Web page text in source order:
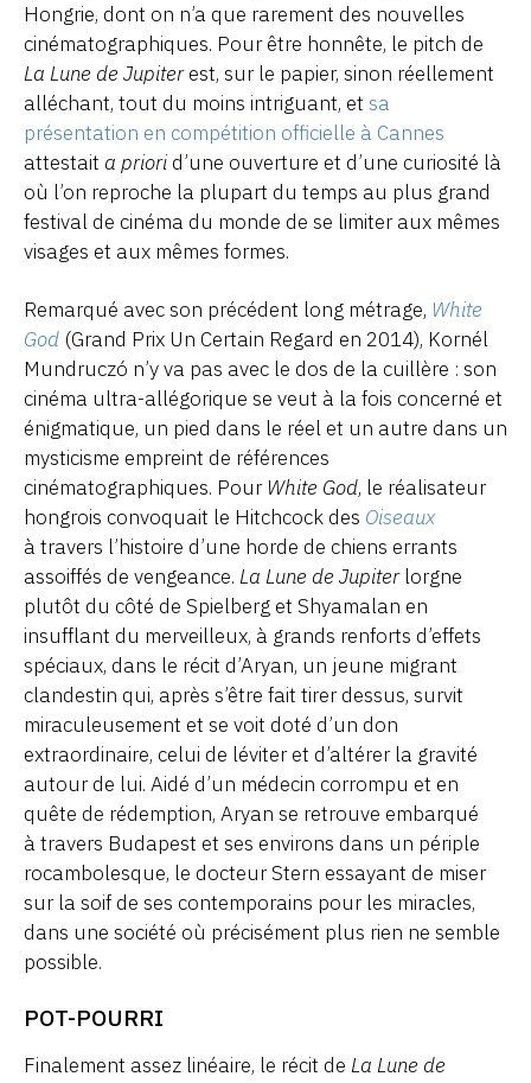
Hongrie, dont on n’a que rarement des nouvelles
cinématographiques. Pour être honnête, le pitch de
La Lune de Jupiterest, sur le papier, sinon réellement
alléchant, tout du moins intriguant, et sa
présentation en compétition officielle à Cannes
attestait a priorid’une ouverture et d’une curiosité là
où l’on reproche la plupart du temps au plus grand
festival de cinéma du monde de se limiter aux mêmes
visages et aux mêmes formes.
Remarqué avec son précédent long métrage, White
God (Grand Prix Un Certain Regard en 2014), Kornél
Mundruczó n’y va pas avec le dos de la cuillère : son
cinéma ultra-allégorique se veut à la fois concerné et
énigmatique, un pied dans le réel et un autre dans un
mysticisme empreint de références
cinématographiques. PourWhite God, le réalisateur
hongrois convoquait le Hitchcock des Oiseaux
à travers l’histoire d’une horde de chiens errants
assoiffés de vengeance. La Lune de Jupiterlorgne
plutôt du côté de Spielberg et Shyamalan en
insufflant du merveilleux, à grands renforts d’effets
spéciaux, dans le récit d’Aryan, un jeune migrant
clandestin qui, après s’être fait tirer dessus, survit
miraculeusement et se voit doté d’un don
extraordinaire, celui de léviter et d’altérer la gravité
autour de lui. Aidé d’un médecin corrompu et en
quête de rédemption, Aryan se retrouve embarqué
à travers Budapest et ses environs dans un périple
rocambolesque, le docteur Stern essayant de miser
sur la soif de ses contemporains pour les miracles,
dans une société où précisément plus rien ne semble
possible.
POT-POURRI
Finalement assez linéaire, le récit de La Lune de